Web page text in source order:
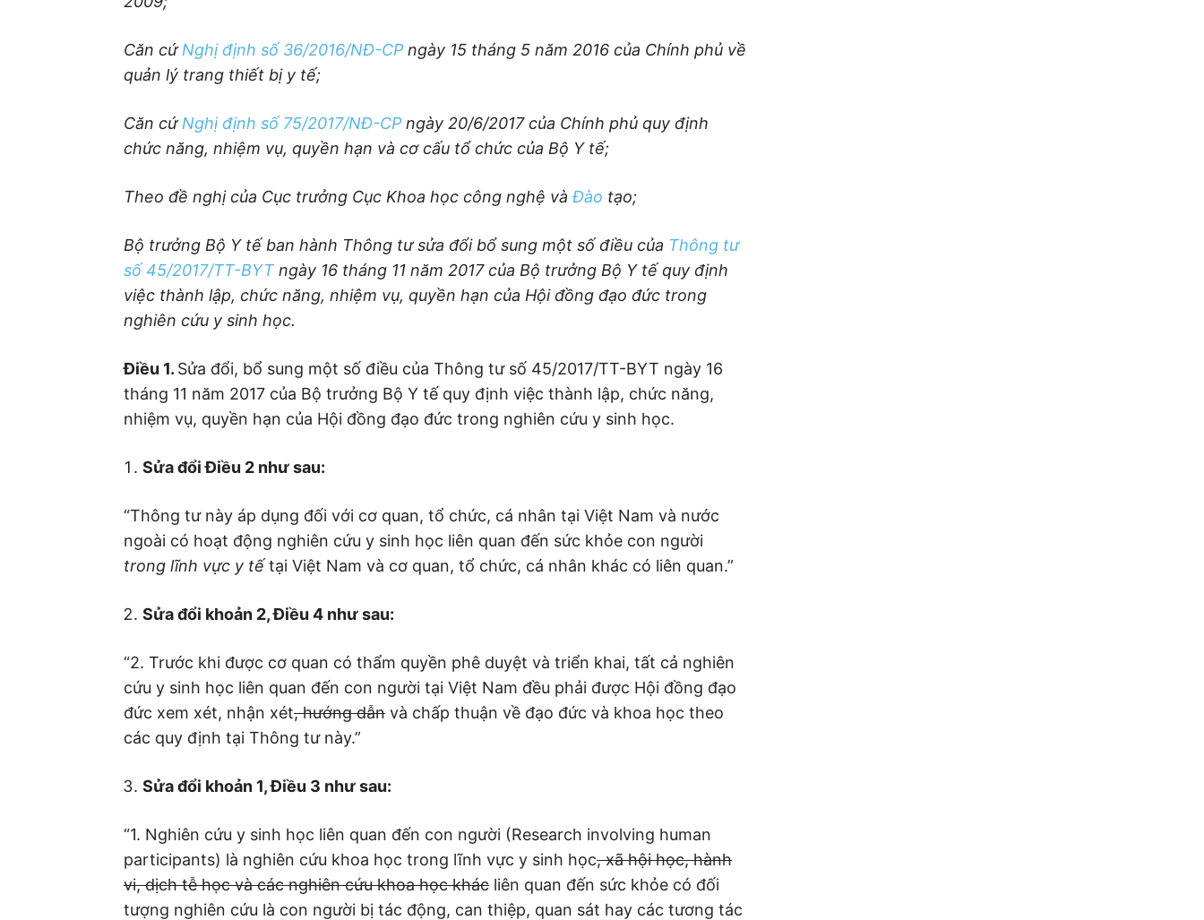
Căn cứNghị định số 36/2016/NĐ-CP ngày 15 tháng 5 năm 2016 của Chính phủ về
quản lý trang thiết bị y tế;
Căn cứNghị định số 75/2017/NĐ-CP ngày 20/6/2017 của Chính phủ quy định
chức năng, nhiệm vụ, quyền hạn và cơ cấu tổ chức của Bộ Y tế;
Theo đề nghị của Cục trưởng Cục Khoa học công nghệ và Đào tạo;
Bộ trưởng Bộ Y tế ban hành Thông tư sửa đổi bổ sung một số điều của Thông tư
số 45/2017/TT-BYT ngày 16 tháng 11 năm 2017 của Bộ trưởng Bộ Y tế quy định
việc thành lập, chức năng, nhiệm vụ, quyền hạn của Hội đồng đạo đức trong
nghiên cứu y sinh học.
Điều 1. Sửa đổi, bổ sung một số điều của Thông tư số 45/2017/TT-BYT ngày 16
tháng 11 năm 2017 của Bộ trưởng Bộ Y tế quy định việc thành lập, chức năng,
nhiệm vụ, quyền hạn của Hội đồng đạo đức trong nghiên cứu y sinh học.
Sửa đổi Điều 2 như sau:
“Thông tư này áp dụng đối với cơ quan, tổ chức, cá nhân tại Việt Nam và nước
ngoài có hoạt động nghiên cứu y sinh học liên quan đến sức khỏe con người
trong lĩnh vực y tếtại Việt Nam và cơ quan, tổ chức, cá nhân khác có liên quan.”
Sửa đổi khoản 2, Điều 4 như sau:
“2. Trước khi được cơ quan có thẩm quyền phê duyệt và triển khai, tất cả nghiên
cứu y sinh học liên quan đến con người tại Việt Nam đều phải được Hội đồng đạo
đức xem xét, nhận xét, hướng dẫn và chấp thuận về đạo đức và khoa học theo
các quy định tại Thông tư này.”
Sửa đổi khoản 1, Điều 3 như sau:
“1. Nghiên cứu y sinh học liên quan đến con người (Research involving human
participants) là nghiên cứu khoa học trong lĩnh vực y sinh học, xã hội học, hành
vi, dịch tễ học và các nghiên cứu khoa học khác liên quan đến sức khỏe có đối
tượng nghiên cứu là con người bị tác động, can thiệp, quan sát hay các tương tác